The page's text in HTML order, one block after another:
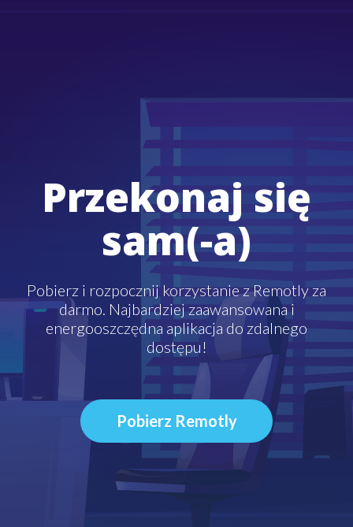
Przekonaj się
sam(-a)
Pobierz i rozpocznij korzystanie z Remotly za
darmo. Najbardziej zaawansowana i
energooszczędna aplikacja do zdalnego
dostępu!
Pobierz Remotly